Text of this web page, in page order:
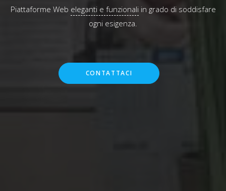
Piattaforme Web eleganti e funzionali in grado di soddisfare
ogni esigenza.
CONTATTACI